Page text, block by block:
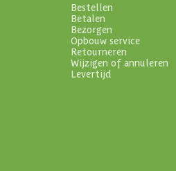
Bestellen
Betalen
Bezorgen
Opbouw service
Retourneren
Wijzigen of annuleren
Levertijd